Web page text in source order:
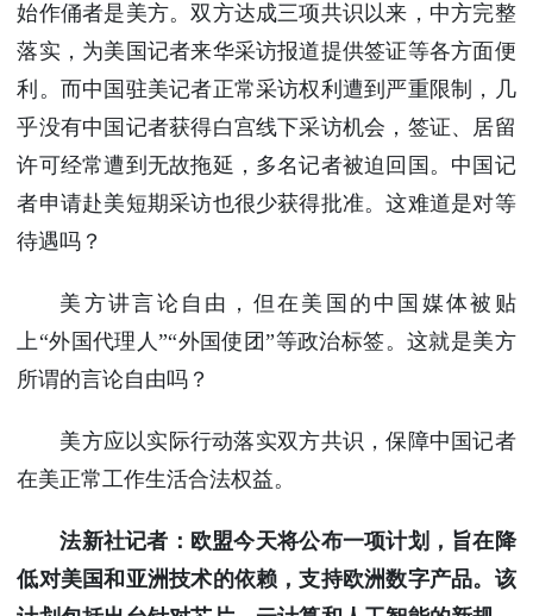
始作俑者是美方。双方达成三项共识以来，中方完整
落实，为美国记者来华采访报道提供签证等各方面便
利。而中国驻美记者正常采访权利遭到严重限制，几
乎没有中国记者获得白宫线下采访机会，签证、居留
许可经常遭到无故拖延，多名记者被迫回国。中国记
者申请赴美短期采访也很少获得批准。这难道是对等
待遇吗？
美方讲言论自由，但在美国的中国媒体被贴
上“外国代理人”“外国使团”等政治标签。这就是美方
所谓的言论自由吗？
美方应以实际行动落实双方共识，保障中国记者
在美正常工作生活合法权益。
法新社记者：欧盟今天将公布一项计划，旨在降
低对美国和亚洲技术的依赖，支持欧洲数字产品。该